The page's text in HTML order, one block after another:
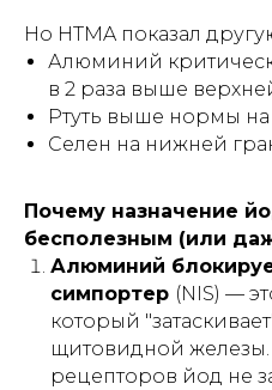
Но HTMA показал
Алюминий
в 2 раза выше
Ртуть выше нормы на
Селен на нижней
Почему назначение
бесполезным (или
Алюминий
симпортер (NIS) —
который
щитовидной
рецепторов йод не